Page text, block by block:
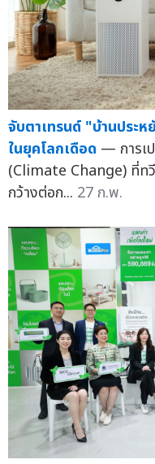
จับตาเทรนด์ "บ้านประ
ในยุคโลกเดือด — การเ
(Climate Change) ที่ท
กว้างต่อก... 27 ก.พ.